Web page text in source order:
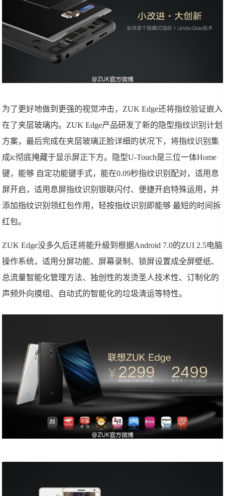
为了更好地做到更强的视觉冲击，ZUK Edge还将指纹验证嵌入
在了夹层玻璃内。ZUK Edge产品研发了新的隐型指纹识别计划
方案，最后完成在夹层玻璃正脸详细的状况下，将指纹识别集
成ic彻底掩藏于显示屏正下方。隐型U-Touch是三位一体Home
键，能够 自定功能键手式，能在0.09秒指纹识别配对，适用息
屏开启，适用息屏指纹识别银联闪付、便捷开启特殊运用，并
添加指纹识别领红包作用，轻按指纹识别即能够 最短的时间拆
红包。
ZUK Edge没多久后还将能升級到根据Android 7.0的ZUI 2.5电脑
操作系统，适用分屏功能、屏幕录制、锁屏设置成全屏壁纸、
总流量智能化管理方法、独创性的发烫圣人技术性、订制化的
声频外向摸组、自动式的智能化的垃圾清运等特性。